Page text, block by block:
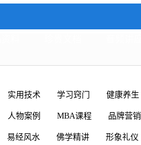
实用技术 学习窍门 健康养生
人物案例 MBA课程 品牌营销
易经风水 佛学精讲 形象礼仪